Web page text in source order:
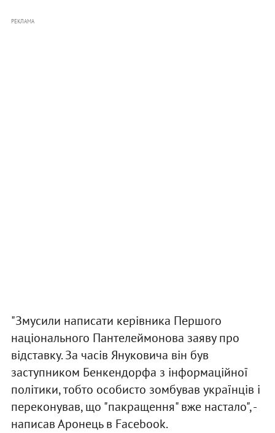
РЕКЛАМА
"Змусили написати керівника Першого
національного Пантелеймонова заяву про
відставку. За часів Януковича він був
заступником Бенкендорфа з інформаційної
політики, тобто особисто зомбував українців і
переконував, що "пакращення" вже настало", -
написав Аронець в Facebook.